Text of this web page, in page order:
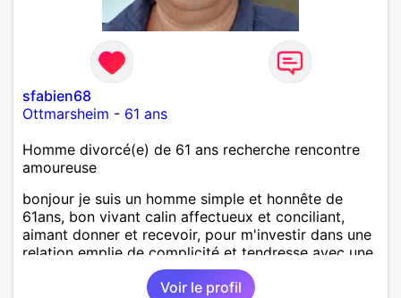
sfabien68
Ottmarsheim - 61 ans
Homme divorcé(e) de 61 ans recherche rencontre
amoureuse
bonjour je suis un homme simple et honnête de
61ans, bon vivant calin affectueux et conciliant,
aimant donner et recevoir, pour m'investir dans une
relation emplie de complicité et tendresse avec une
femme simple ayant le désir d'une relation suivie et
d'avancer main dans la main pour un bonheur
Voir le profil